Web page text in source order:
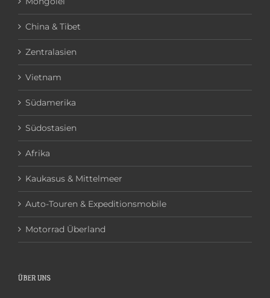
China & Tibet
Zentralasien
Vietnam
Südamerika
Südostasien
Afrika
Kaukasus & Mittelmeer
Auto-Touren & Expeditionsmobile
Motorrad Überland
ÜBER UNS